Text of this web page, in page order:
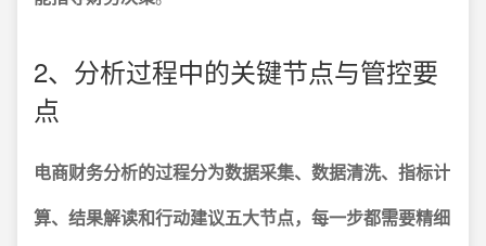
2、分析过程中的关键节点与管控要
点
电商财务分析的过程分为数据采集、数据清洗、指标计
算、结果解读和行动建议五大节点，每一步都需要精细